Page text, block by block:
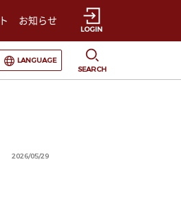
お知らせ
LOGIN
択すると言語の切替が発生します
LANGUAGE
SEARCH
2026/05/29